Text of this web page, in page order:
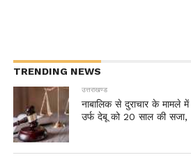
TRENDING NEWS
उत्तराखण्ड
नाबालिक से दुराचार के मामले
उर्फ देबू को 20 साल की सजा,